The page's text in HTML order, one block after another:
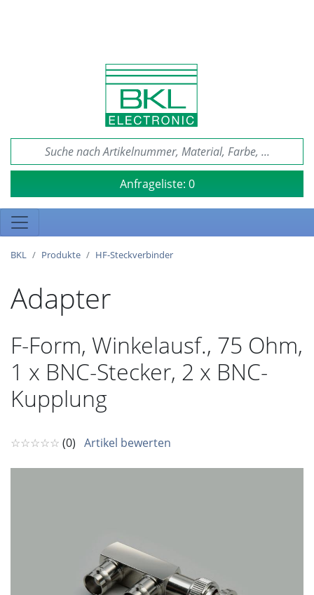
Anfrageliste: 0
BKL Produkte HF-Steckverbinder
Adapter
F-Form, Winkelausf., 75 Ohm,
1 x BNC-Stecker, 2 x BNC-
Kupplung
☆☆☆☆☆ (0) Artikel bewerten